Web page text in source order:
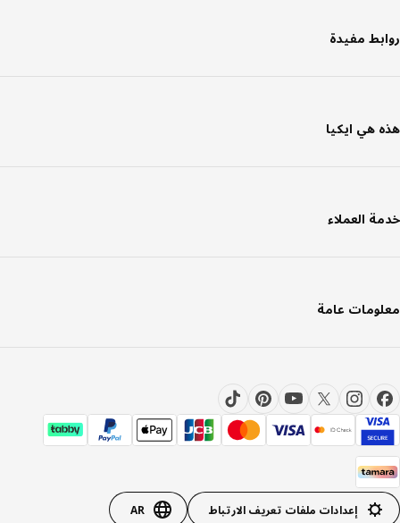
مفيدة
هي ايكيا
العملاء
عامة
إعدادات ملفات تعريف الارتباط AR